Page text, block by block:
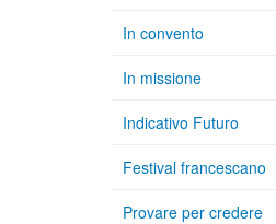
In convento
In missione
Indicativo Futuro
Festival francescano
Provare per credere